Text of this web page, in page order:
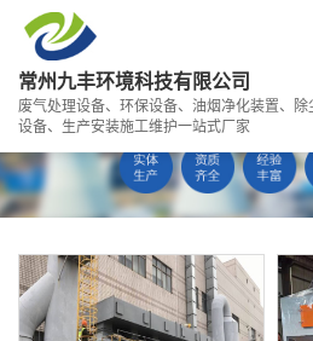
常州九丰环境科技有限公司
废气处理设备、环保设备、油烟净化装置、
设备、生产安装施工维护一站式厂家